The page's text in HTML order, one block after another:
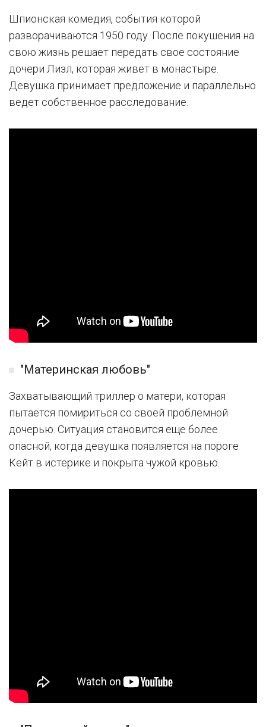
Шпионская комедия, события которой
разворачиваются 1950 году. После покушения на
свою жизнь решает передать свое состояние
дочери Лизл, которая живет в монастыре.
Девушка принимает предложение и параллельно
ведет собственное расследование.
"Материнская любовь"
Захватывающий триллер о матери, которая
пытается помириться со своей проблемной
дочерью. Ситуация становится еще более
опасной, когда девушка появляется на пороге
Кейт в истерике и покрыта чужой кровью.